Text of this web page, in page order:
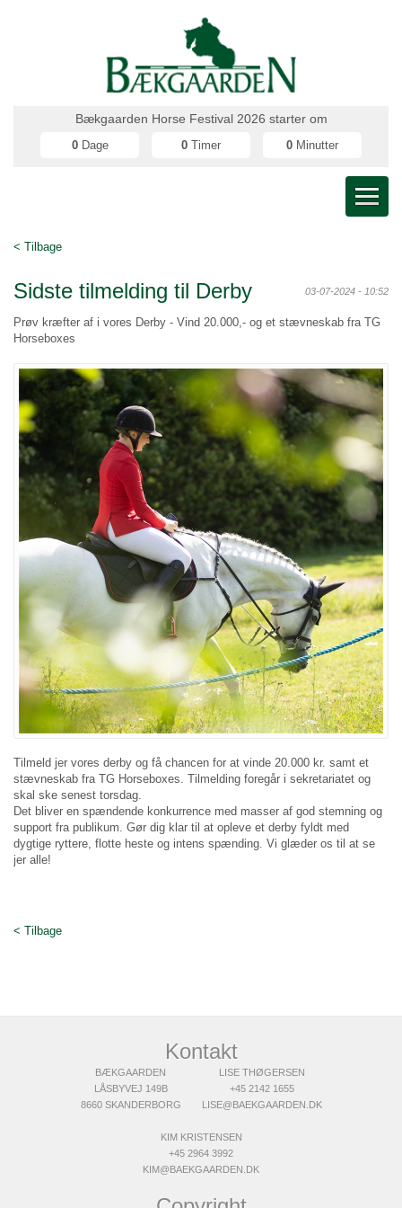
Bækgaarden Horse Festival 2026 starter om
0 Dage 0 Timer 0 Minutter
< Tilbage
Sidste tilmelding til Derby 03-07-2024 - 10:52
Prøv kræfter af i vores Derby - Vind 20.000,- og et stævneskab fra TG
Horseboxes
Tilmeld jer vores derby og få chancen for at vinde 20.000 kr. samt et
stævneskab fra TG Horseboxes. Tilmelding foregår i sekretariatet og
skal ske senest torsdag.
Det bliver en spændende konkurrence med masser af god stemning og
support fra publikum. Gør dig klar til at opleve et derby fyldt med
dygtige ryttere, flotte heste og intens spænding. Vi glæder os til at se
jer alle!
< Tilbage
Kontakt
BÆKGAARDEN
LÅSBYVEJ 149B
8660 SKANDERBORG
LISE THØGERSEN
+45 2142 1655
LISE@BAEKGAARDEN.DK
KIM KRISTENSEN
+45 2964 3992
KIM@BAEKGAARDEN.DK